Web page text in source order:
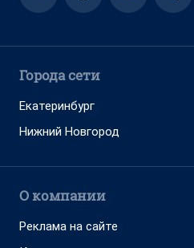
Города сети
Екатеринбург
Нижний Новгород
О компании
Реклама на сайте